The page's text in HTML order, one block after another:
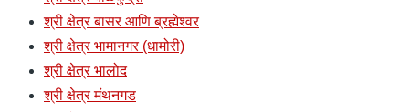
श्री क्षेत्र बासर आणि ब्रह्मेश्वर
श्री क्षेत्र भामानगर (धामोरी)
श्री क्षेत्र भालोद
श्री क्षेत्र मंथनगड